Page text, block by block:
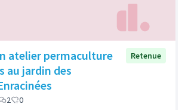
atelier permaculture
au jardin des
Retenue
2 0